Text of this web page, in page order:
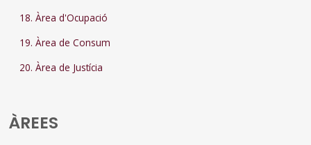
18. Àrea d'Ocupació
19. Àrea de Consum
20. Àrea de Justícia
ÀREES